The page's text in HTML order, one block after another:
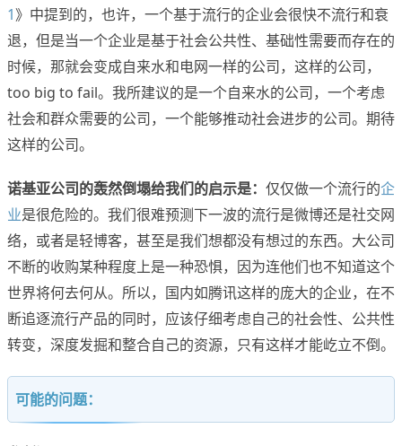
1》中提到的，也许，一个基于流行的企业会很快不流行和衰
退，但是当一个企业是基于社会公共性、基础性需要而存在的
时候，那就会变成自来水和电网一样的公司，这样的公司，
too big to fail。我所建议的是一个自来水的公司，一个考虑
社会和群众需要的公司，一个能够推动社会进步的公司。期待
这样的公司。
诺基亚公司的轰然倒塌给我们的启示是： 仅仅做一个流行的企
业是很危险的。我们很难预测下一波的流行是微博还是社交网
络，或者是轻博客，甚至是我们想都没有想过的东西。大公司
不断的收购某种程度上是一种恐惧，因为连他们也不知道这个
世界将何去何从。所以，国内如腾讯这样的庞大的企业，在不
断追逐流行产品的同时，应该仔细考虑自己的社会性、公共性
转变，深度发掘和整合自己的资源，只有这样才能屹立不倒。
可能的问题：